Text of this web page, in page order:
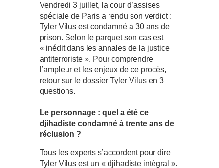
Vendredi 3 juillet, la cour d’assises
spéciale de Paris a rendu son verdict :
Tyler Vilus est condamné à 30 ans de
prison. Selon le parquet son cas est
« inédit dans les annales de la justice
antiterroriste ». Pour comprendre
l’ampleur et les enjeux de ce procès,
retour sur le dossier Tyler Vilus en 3
questions.
Le personnage : quel a été ce
djihadiste condamné à trente ans de
réclusion ?
Tous les experts s’accordent pour dire
Tyler Vilus est un « djihadiste intégral ».